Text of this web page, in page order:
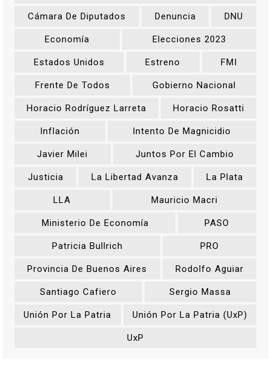
Cámara De Diputados Denuncia DNU
Economía Elecciones 2023
Estados Unidos Estreno FMI
Frente De Todos Gobierno Nacional
Horacio Rodríguez Larreta Horacio Rosatti
Inflación Intento De Magnicidio
Javier Milei Juntos Por El Cambio
Justicia La Libertad Avanza La Plata
LLA Mauricio Macri
Ministerio De Economía PASO
Patricia Bullrich PRO
Provincia De Buenos Aires Rodolfo Aguiar
Santiago Cafiero Sergio Massa
Unión Por La Patria Unión Por La Patria (UxP)
UxP